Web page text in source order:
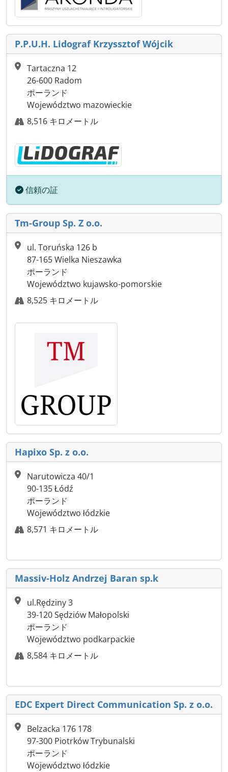
P.P.U.H. Lidograf Krzyssztof Wójcik
Tartaczna 12
26-600 Radom
ポーランド
Województwo mazowieckie
8,516 キロメートル
信頼の証
Tm-Group Sp. Z o.o.
ul. Toruńska 126 b
87-165 Wielka Nieszawka
ポーランド
Województwo kujawsko-pomorskie
8,525 キロメートル
Hapixo Sp. z o.o.
Narutowicza 40/1
90-135 Łódź
ポーランド
Województwo łódzkie
8,571 キロメートル
Massiv-Holz Andrzej Baran sp.k
ul.Rędziny 3
39-120 Sędziów Małopolski
ポーランド
Województwo podkarpackie
8,584 キロメートル
EDC Expert Direct Communication Sp. z o.o.
Belzacka 176 178
97-300 Piotrków Trybunalski
ポーランド
Województwo łódzkie